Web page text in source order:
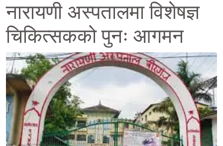
नारायणी अस्पतालमा विशेषज्ञ
चिकित्सकको पुनः आगमन